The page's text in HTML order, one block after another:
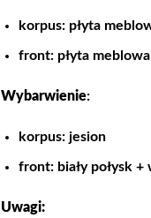
korpus: płyta
front: płyta
Wybarwienie:
korpus: jesion
front: biały połysk
Uwagi: